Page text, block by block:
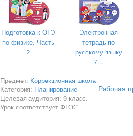
формирование практических
измерении на наглядно
ситуациях;
формирование элементарных
овладение элементарной
общее развитие учащихся
отсталостью.
Образовательные и
Подготовка к ОГЭ
по физике. Часть
2
Электронная
тетрадь по
русскому языку
7...
Предмет: Коррекционная школа
Категория: Планирование
Целевая аудитория: 9 класс.
Урок соответствует ФГОС
Рабочая